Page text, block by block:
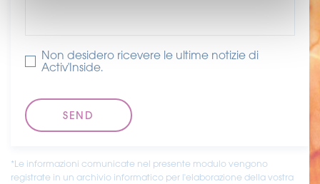
Non desidero ricevere le ultime notizie di
Activ'Inside.
*Le informazioni comunicate nel presente modulo vengono
registrate in un archivio informatico per l'elaborazione della vostra